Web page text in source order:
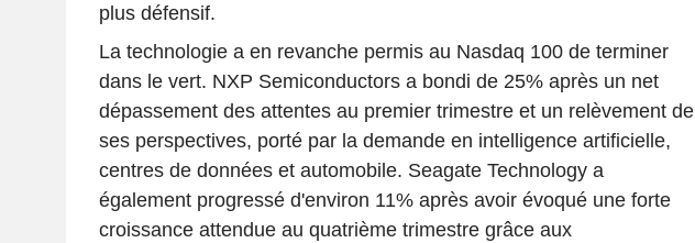
plus défensif.
La technologie a en revanche permis au Nasdaq 100 de terminer
dans le vert. NXP Semiconductors a bondi de 25% après un net
dépassement des attentes au premier trimestre et un relèvement de
ses perspectives, porté par la demande en intelligence artificielle,
centres de données et automobile. Seagate Technology a
également progressé d'environ 11% après avoir évoqué une forte
croissance attendue au quatrième trimestre grâce aux